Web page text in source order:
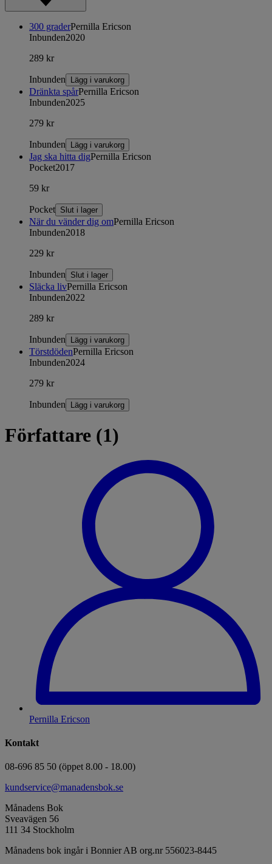
300 graderPernilla Ericson
Inbunden2020
289 kr
Inbunden Lägg i varukorg
Dränkta spårPernilla Ericson
Inbunden2025
279 kr
Inbunden Lägg i varukorg
Jag ska hitta digPernilla Ericson
Pocket2017
59 kr
Pocket Slut i lager
När du vänder dig omPernilla Ericson
Inbunden2018
229 kr
Inbunden Slut i lager
Släcka livPernilla Ericson
Inbunden2022
289 kr
Inbunden Lägg i varukorg
TörstdödenPernilla Ericson
Inbunden2024
279 kr
Inbunden Lägg i varukorg
Författare (1)
Pernilla Ericson
Kontakt
08-696 85 50 (öppet 8.00 - 18.00)
kundservice@manadensbok.se
Månadens Bok
Sveavägen 56
111 34 Stockholm
Månadens bok ingår i Bonnier AB org.nr 556023-8445